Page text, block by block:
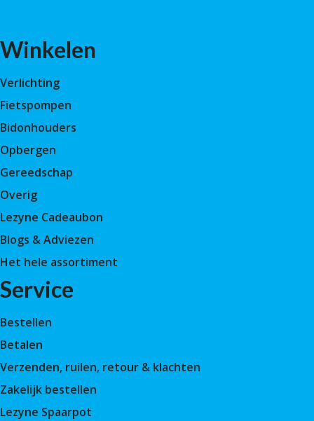
Winkelen
Verlichting
Fietspompen
Bidonhouders
Opbergen
Gereedschap
Overig
Lezyne Cadeaubon
Blogs & Adviezen
Het hele assortiment
Service
Bestellen
Betalen
Verzenden, ruilen, retour & klachten
Zakelijk bestellen
Lezyne Spaarpot